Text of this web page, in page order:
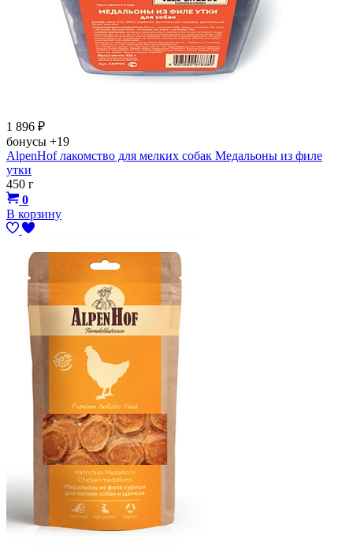
1 896 ₽
бонусы +19
AlpenHof лакомство для мелких собак Медальоны из филе
утки
450 г
0
В корзину